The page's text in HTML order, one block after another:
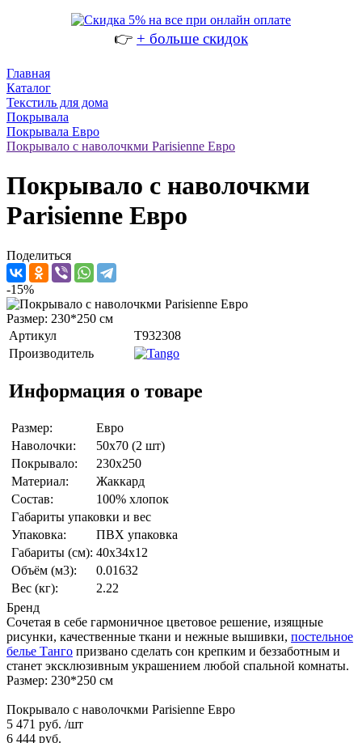
👉 + больше скидок
Главная
Каталог
Текстиль для дома
Покрывала
Покрывала Евро
Покрывало с наволочкми Parisienne Евро
Покрывало с наволочкми
Parisienne Евро
Поделиться
-15%
Размер: 230*250 см
Артикул
T932308
Производитель
Информация о товаре
Размер:
Евро
Наволочки:
50x70 (2 шт)
Покрывало:
230x250
Материал:
Жаккард
Состав:
100% хлопок
Габариты упаковки и вес
Упаковка:
ПВХ упаковка
Габариты (см): 40x34x12
Объём (м3):
0.01632
Вес (кг):
2.22
Бренд
Сочетая в себе гармоничное цветовое решение, изящные
рисунки, качественные ткани и нежные вышивки, постельное
белье Танго призвано сделать сон крепким и беззаботным и
станет эксклюзивным украшением любой спальной комнаты.
Размер: 230*250 см
Покрывало с наволочкми Parisienne Евро
5 471 руб. /шт
6 444 руб.